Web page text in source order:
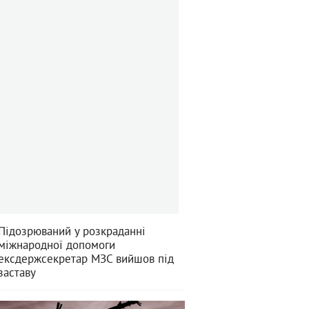
у розкраданні
допомоги
МЗС вийшов під